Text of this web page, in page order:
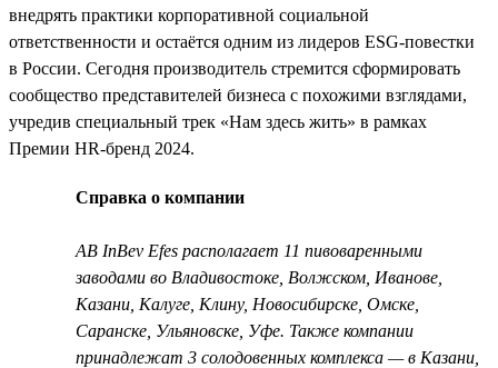
внедрять практики корпоративной социальной
ответственности и остаётся одним из лидеров ESG-повестки
в России. Сегодня производитель стремится сформировать
сообщество представителей бизнеса с похожими взглядами,
учредив специальный трек «Нам здесь жить» в рамках
Премии HR-бренд 2024.
Справка о компании
AB InBev Efes располагает 11 пивоваренными
заводами во Владивостоке, Волжском, Иванове,
Казани, Калуге, Клину, Новосибирске, Омске,
Саранске, Ульяновске, Уфе. Также компании
принадлежат 3 солодовенных комплекса — в Казани,